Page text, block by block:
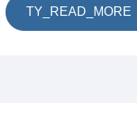
TY_READ_MORE